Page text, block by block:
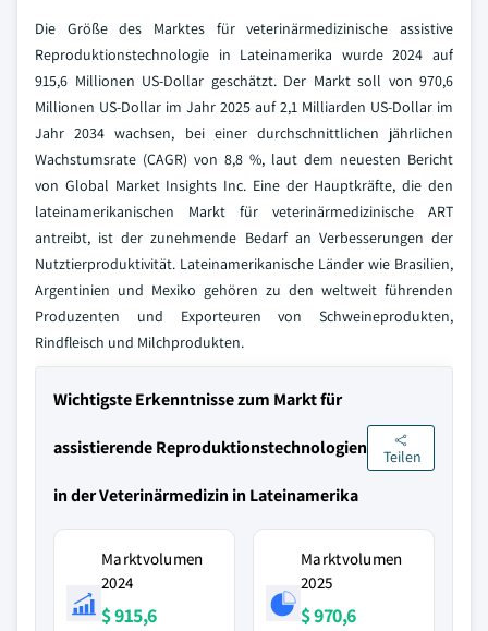
Die Größe des Marktes für veterinärmedizinische assistive
Reproduktionstechnologie in Lateinamerika wurde 2024 auf
915,6 Millionen US-Dollar geschätzt. Der Markt soll von 970,6
Millionen US-Dollar im Jahr 2025 auf 2,1 Milliarden US-Dollar im
Jahr 2034 wachsen, bei einer durchschnittlichen jährlichen
Wachstumsrate (CAGR) von 8,8 %, laut dem neuesten Bericht
von Global Market Insights Inc. Eine der Hauptkräfte, die den
lateinamerikanischen Markt für veterinärmedizinische ART
antreibt, ist der zunehmende Bedarf an Verbesserungen der
Nutztierproduktivität. Lateinamerikanische Länder wie Brasilien,
Argentinien und Mexiko gehören zu den weltweit führenden
Produzenten und Exporteuren von Schweineprodukten,
Rindfleisch und Milchprodukten.
Wichtigste Erkenntnisse zum Markt für
assistierende Reproduktionstechnologien
in der Veterinärmedizin in Lateinamerika
Teilen
Marktvolumen
2024
$ 915,6
Marktvolumen
2025
$ 970,6